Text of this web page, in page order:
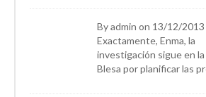
By admin on 13/12/2013
Exactamente, Enma, la
investigación sigue en
Blesa por planificar las